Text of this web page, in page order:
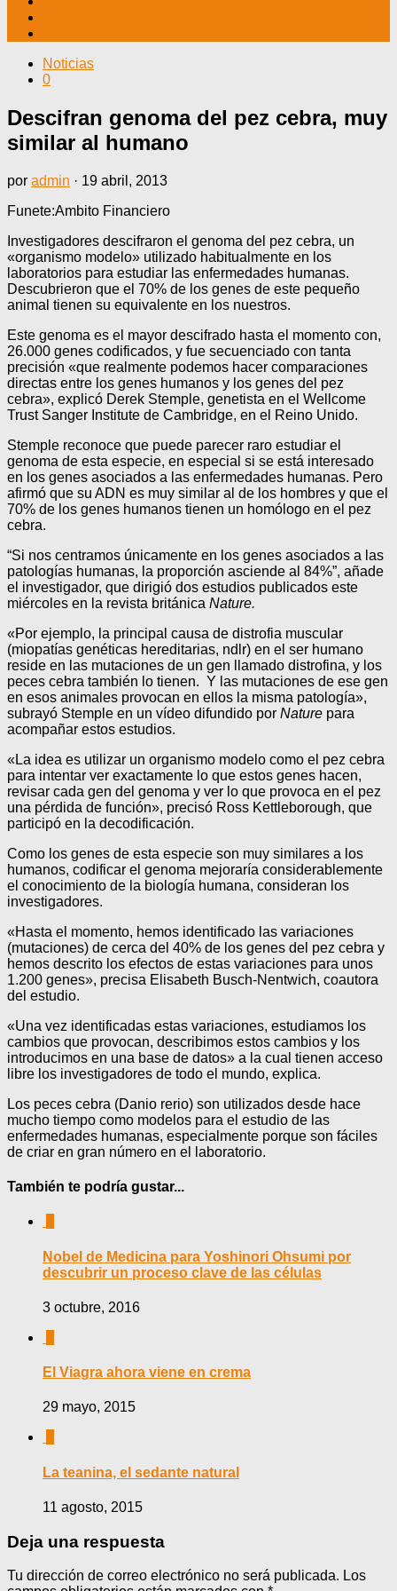
Noticias
0
Descifran genoma del pez cebra, muy
similar al humano
por admin · 19 abril, 2013
Funete:Ambito Financiero
Investigadores descifraron el genoma del pez cebra, un
«organismo modelo» utilizado habitualmente en los
laboratorios para estudiar las enfermedades humanas.
Descubrieron que el 70% de los genes de este pequeño
animal tienen su equivalente en los nuestros.
Este genoma es el mayor descifrado hasta el momento con,
26.000 genes codificados, y fue secuenciado con tanta
precisión «que realmente podemos hacer comparaciones
directas entre los genes humanos y los genes del pez
cebra», explicó Derek Stemple, genetista en el Wellcome
Trust Sanger Institute de Cambridge, en el Reino Unido.
Stemple reconoce que puede parecer raro estudiar el
genoma de esta especie, en especial si se está interesado
en los genes asociados a las enfermedades humanas. Pero
afirmó que su ADN es muy similar al de los hombres y que el
70% de los genes humanos tienen un homólogo en el pez
cebra.
“Si nos centramos únicamente en los genes asociados a las
patologías humanas, la proporción asciende al 84%”, añade
el investigador, que dirigió dos estudios publicados este
miércoles en la revista británica Nature.
«Por ejemplo, la principal causa de distrofia muscular
(miopatías genéticas hereditarias, ndlr) en el ser humano
reside en las mutaciones de un gen llamado distrofina, y los
peces cebra también lo tienen. Y las mutaciones de ese gen
en esos animales provocan en ellos la misma patología»,
subrayó Stemple en un vídeo difundido por Nature para
acompañar estos estudios.
«La idea es utilizar un organismo modelo como el pez cebra
para intentar ver exactamente lo que estos genes hacen,
revisar cada gen del genoma y ver lo que provoca en el pez
una pérdida de función», precisó Ross Kettleborough, que
participó en la decodificación.
Como los genes de esta especie son muy similares a los
humanos, codificar el genoma mejoraría considerablemente
el conocimiento de la biología humana, consideran los
investigadores.
«Hasta el momento, hemos identificado las variaciones
(mutaciones) de cerca del 40% de los genes del pez cebra y
hemos descrito los efectos de estas variaciones para unos
1.200 genes», precisa Elisabeth Busch-Nentwich, coautora
del estudio.
«Una vez identificadas estas variaciones, estudiamos los
cambios que provocan, describimos estos cambios y los
introducimos en una base de datos» a la cual tienen acceso
libre los investigadores de todo el mundo, explica.
Los peces cebra (Danio rerio) son utilizados desde hace
mucho tiempo como modelos para el estudio de las
enfermedades humanas, especialmente porque son fáciles
de criar en gran número en el laboratorio.
También te podría gustar...
Nobel de Medicina para Yoshinori Ohsumi por
descubrir un proceso clave de las células
3 octubre, 2016
El Viagra ahora viene en crema
29 mayo, 2015
La teanina, el sedante natural
11 agosto, 2015
Deja una respuesta
Tu dirección de correo electrónico no será publicada. Los